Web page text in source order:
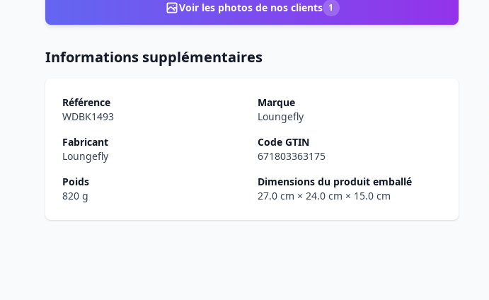
Voir les photos de nos clients 1
Informations supplémentaires
Référence
WDBK1493
Marque
Loungefly
Fabricant
Loungefly
Code GTIN
671803363175
Poids
820 g
Dimensions du produit emballé
27.0 cm × 24.0 cm × 15.0 cm